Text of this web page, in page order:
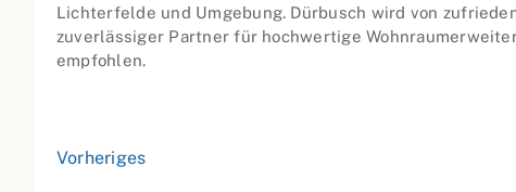
Lichterfelde und Umgebung. Dürbusch wird von
zuverlässiger Partner für hochwertige
empfohlen.
Vorheriges